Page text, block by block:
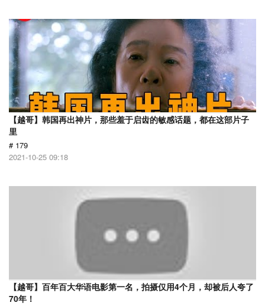
【越哥】韩国再出神片，那些羞于启齿的敏感话题，都在这部片子
里
# 179
2021-10-25 09:18
【越哥】百年百大华语电影第一名，拍摄仅用4个月，却被后人夸了
70年！